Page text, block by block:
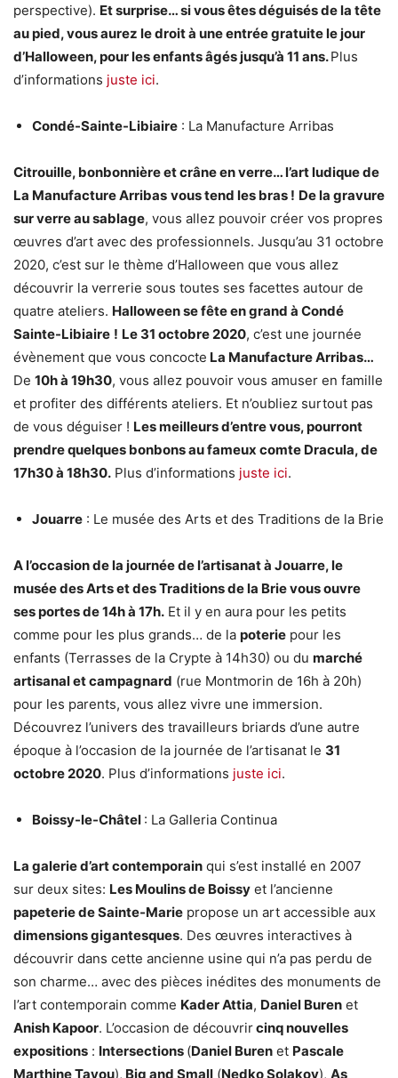
perspective). Et surprise… si vous êtes déguisés de la tête
au pied, vous aurez le droit à une entrée gratuite le jour
d’Halloween, pour les enfants âgés jusqu’à 11 ans.Plus
d’informations juste ici.
Condé-Sainte-Libiaire : La Manufacture Arribas
Citrouille, bonbonnière et crâne en verre… l’art ludique de
La Manufacture Arribas vous tend les bras ! De la gravure
sur verre au sablage, vous allez pouvoir créer vos propres
œuvres d’art avec des professionnels. Jusqu’au 31 octobre
2020, c’est sur le thème d’Halloween que vous allez
découvrir la verrerie sous toutes ses facettes autour de
quatre ateliers. Halloween se fête en grand à Condé
Sainte-Libiaire ! Le 31 octobre 2020, c’est une journée
évènement que vous concocte La Manufacture Arribas…
De 10h à 19h30, vous allez pouvoir vous amuser en famille
et profiter des différents ateliers. Et n’oubliez surtout pas
de vous déguiser ! Les meilleurs d’entre vous, pourront
prendre quelques bonbons au fameux comte Dracula, de
17h30 à 18h30. Plus d’informations juste ici.
Jouarre : Le musée des Arts et des Traditions de la Brie
A l’occasion de la journée de l’artisanat à Jouarre, le
musée des Arts et des Traditions de la Brie vous ouvre
ses portes de 14h à 17h. Et il y en aura pour les petits
comme pour les plus grands… de la poterie pour les
enfants (Terrasses de la Crypte à 14h30) ou du marché
artisanal et campagnard (rue Montmorin de 16h à 20h)
pour les parents, vous allez vivre une immersion.
Découvrez l’univers des travailleurs briards d’une autre
époque à l’occasion de la journée de l’artisanat le 31
octobre 2020. Plus d’informations juste ici.
Boissy-le-Châtel : La Galleria Continua
La galerie d’art contemporain qui s’est installé en 2007
sur deux sites: Les Moulins de Boissy et l’ancienne
papeterie de Sainte-Marie propose un art accessible aux
dimensions gigantesques. Des œuvres interactives à
découvrir dans cette ancienne usine qui n’a pas perdu de
son charme… avec des pièces inédites des monuments de
l’art contemporain comme Kader Attia, Daniel Buren et
Anish Kapoor. L’occasion de découvrircinq nouvelles
expositions : Intersections (Daniel Buren et Pascale
Marthine Tayou), Big and Small (Nedko Solakov), As